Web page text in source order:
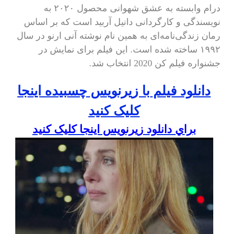
درام وابسته به عشق شهوانی محصول ۲۰۲۰ به
نویسندگی و کارگردانی دانیل آربید است که بر اساس
رمان زندگی‌نامه‌ای به همین نام نوشته آنی ارنو در سال
۱۹۹۲ ساخته شده است. این فیلم برای نمایش در
جشنواره فیلم کن 2020 انتخاب شد.
دانلود فيلم با زيرنويس چسبيده اينجا
کليک کنيد
براي دانلود زيرنويس اينجا کليک کنيد